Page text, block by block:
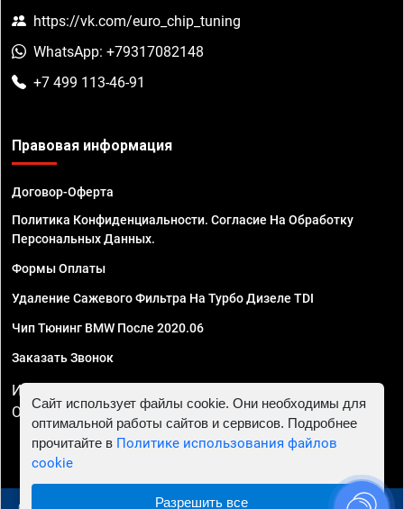
https://vk.com/euro_chip_tuning
WhatsApp: +79317082148
+7 499 113-46-91
Правовая информация
Договор-Оферта
Политика Конфиденциальности. Согласие На Обработку
Персональных Данных.
Формы Оплаты
Удаление Сажевого Фильтра На Турбо Дизеле TDI
Чип Тюнинг BMW После 2020.06
Заказать Звонок
ИП Смирнов Георгий Павлович. ИНН 781302555843,
ОГРНИП 324470400032610
Сайт использует файлы cookie. Они необходимы для
оптимальной работы сайтов и сервисов. Подробнее
прочитайте в Политике использования файлов
cookie
Разрешить все